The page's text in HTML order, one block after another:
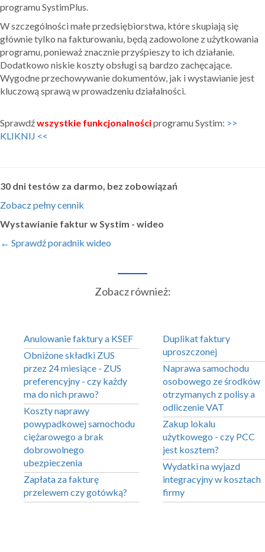
programu SystimPlus.
W szczególności małe przedsiębiorstwa, które skupiają się
głównie tylko na fakturowaniu, będą zadowolone z użytkowania
programu, ponieważ znacznie przyśpieszy to ich działanie.
Dodatkowo niskie koszty obsługi są bardzo zachęcające.
Wygodne przechowywanie dokumentów, jak i wystawianie jest
kluczową sprawą w prowadzeniu działalności.
Sprawdźwszystkie funkcjonalnościprogramu Systim: >>
KLIKNIJ <<
30 dni testów za darmo, bez zobowiązań
Zobacz pełny cennik
Wystawianie faktur w Systim - wideo
← Sprawdź poradnik wideo
Zobacz również:
Anulowanie faktury a KSEF
Obniżone składki ZUS
przez 24 miesiące - ZUS
preferencyjny - czy każdy
ma do nich prawo?
Koszty naprawy
powypadkowej samochodu
ciężarowego a brak
dobrowolnego
ubezpieczenia
Zapłata za fakturę
przelewem czy gotówką?
Duplikat faktury
uproszczonej
Naprawa samochodu
osobowego ze środków
otrzymanych z polisy a
odliczenie VAT
Zakup lokalu
użytkowego - czy PCC
jest kosztem?
Wydatki na wyjazd
integracyjny w kosztach
firmy